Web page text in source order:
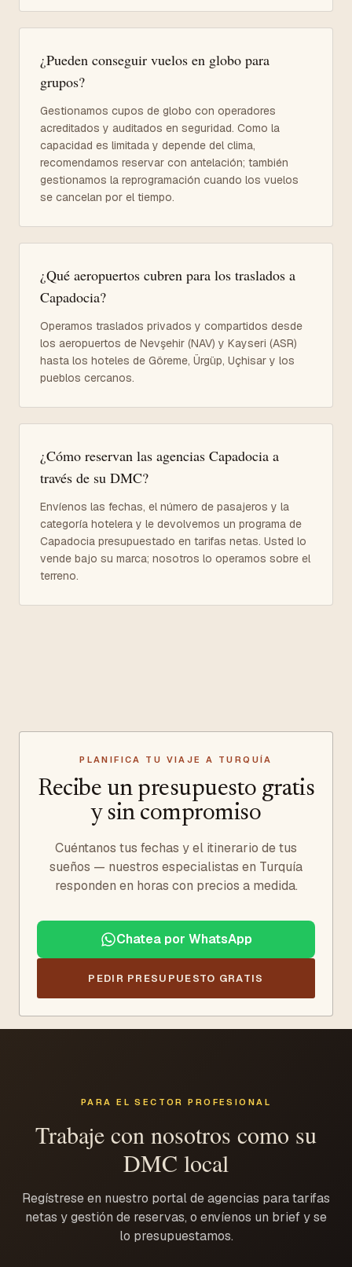
¿Pueden conseguir vuelos en globo para
grupos?
Gestionamos cupos de globo con operadores
acreditados y auditados en seguridad. Como la
capacidad es limitada y depende del clima,
recomendamos reservar con antelación; también
gestionamos la reprogramación cuando los vuelos
se cancelan por el tiempo.
¿Qué aeropuertos cubren para los traslados a
Capadocia?
Operamos traslados privados y compartidos desde
los aeropuertos de Nevşehir (NAV) y Kayseri (ASR)
hasta los hoteles de Göreme, Ürgüp, Uçhisar y los
pueblos cercanos.
¿Cómo reservan las agencias Capadocia a
través de su DMC?
Envíenos las fechas, el número de pasajeros y la
categoría hotelera y le devolvemos un programa de
Capadocia presupuestado en tarifas netas. Usted lo
vende bajo su marca; nosotros lo operamos sobre el
terreno.
PLANIFICA TU VIAJE A TURQUÍA
Recibe un presupuesto gratis
y sin compromiso
Cuéntanos tus fechas y el itinerario de tus
sueños — nuestros especialistas en Turquía
responden en horas con precios a medida.
Chatea por WhatsApp
PEDIR PRESUPUESTO GRATIS
PARA EL SECTOR PROFESIONAL
Trabaje con nosotros como su
DMC local
Regístrese en nuestro portal de agencias para tarifas
netas y gestión de reservas, o envíenos un brief y se
lo presupuestamos.